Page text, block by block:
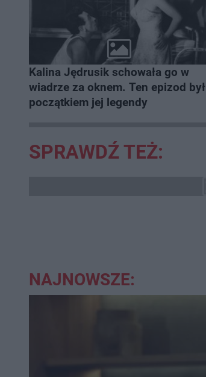
Kalina Jędrusik schowała go w
wiadrze za oknem. Ten epizod był
początkiem jej legendy
SPRAWDŹ TEŻ:
NAJNOWSZE: